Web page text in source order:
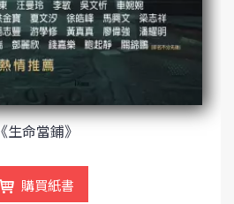
《生命當鋪》
購買紙書